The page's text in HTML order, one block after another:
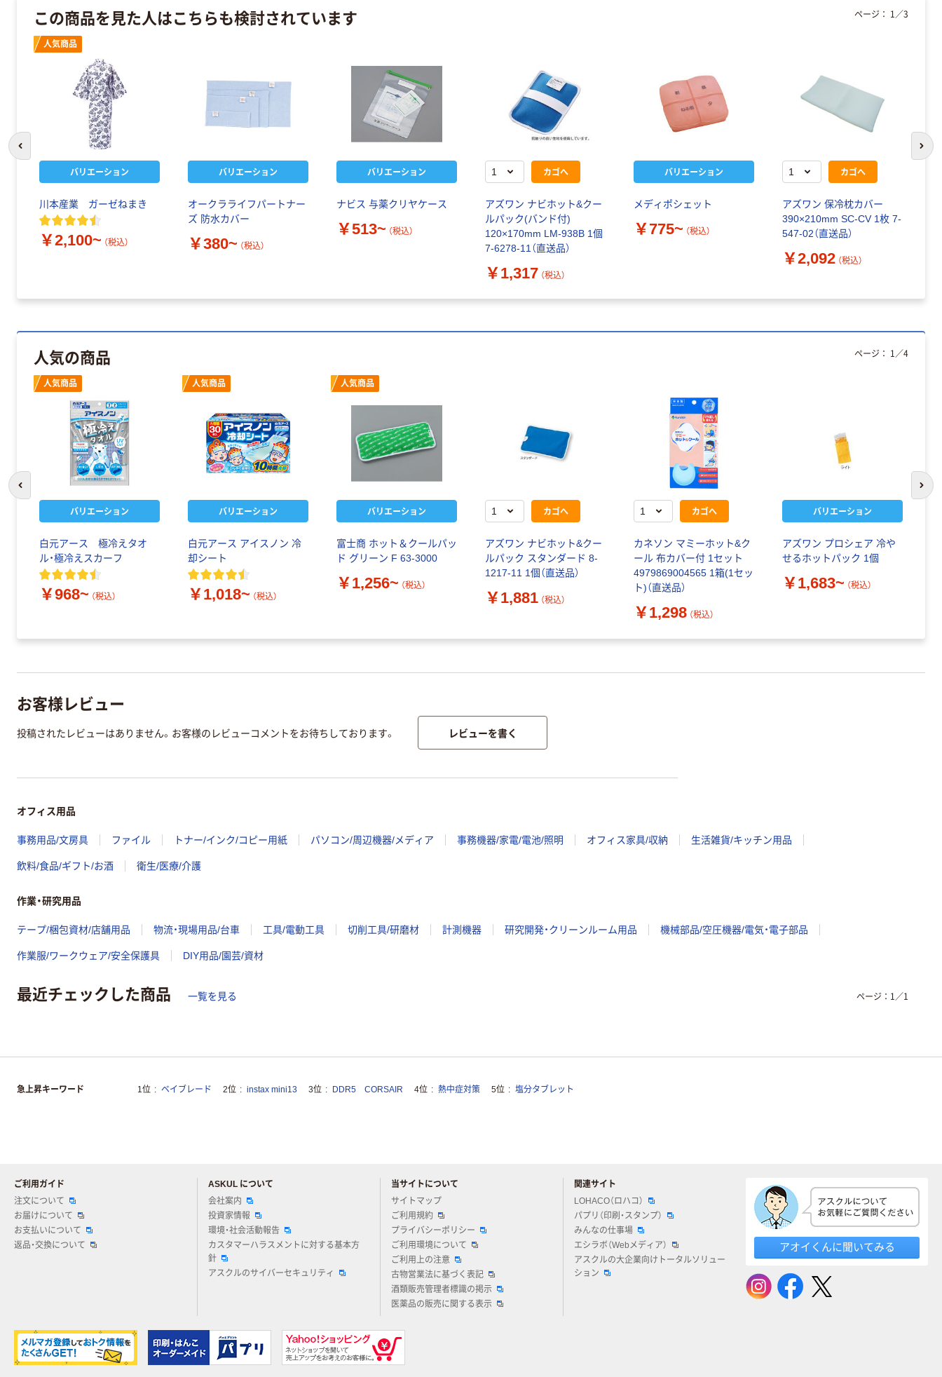
この商品を見た人はこちらも検討されています
人気商品
バリエーション
川本産業 ガーゼねまき
￥2,100~ （税込）
バリエーション
オークラライフパートナー
ズ 防水カバー
￥380~ （税込）
バリエーション
ナビス 与薬クリヤケース
￥513~ （税込）
カゴへ
アズワン ナビホット&クー
ルパック(バンド付)
120×170mm LM-938B 1個
7-6278-11（直送品）
￥1,317 （税込）
バリエーション
メディポシェット
￥775~ （税込）
カゴへ
アズワン 保冷枕カバー
390×210mm SC-CV 1枚 7-
547-02（直送品）
￥2,092 （税込）
ページ： 1 ／3
次
人気の商品
人気商品
バリエーション
白元アース 極冷えタオ
ル・極冷えスカーフ
￥968~ （税込）
人気商品
バリエーション
白元アース アイスノン 冷
却シート
￥1,018~ （税込）
人気商品
バリエーション
富士商 ホット＆クールパッ
ド グリーン F 63-3000
￥1,256~ （税込）
カゴへ
アズワン ナビホット&クー
ルパック スタンダード 8-
1217-11 1個（直送品）
￥1,881 （税込）
カゴへ
カネソン マミーホット&ク
ール 布カバー付 1セット
4979869004565 1箱(1セッ
ト)（直送品）
￥1,298 （税込）
バリエーション
アズワン プロシェア 冷や
せるホットパック 1個
￥1,683~ （税込）
ページ： 1 ／4
次
お客様レビュー
投稿されたレビューはありません。お客様のレビューコメントをお待ちしております。 レビューを書く
オフィス用品
事務用品/文房具 ファイル トナー/インク/コピー用紙 パソコン/周辺機器/メディア 事務機器/家電/電池/照明 オフィス家具/収納 生活雑貨/キッチン用品
飲料/食品/ギフト/お酒 衛生/医療/介護
作業・研究用品
テープ/梱包資材/店舗用品 物流・現場用品/台車 工具/電動工具 切削工具/研磨材 計測機器 研究開発・クリーンルーム用品 機械部品/空圧機器/電気・電子部品
作業服/ワークウェア/安全保護具 DIY用品/園芸/資材
最近チェックした商品 一覧を見る ページ： 1 ／1
急上昇キーワード 1位 ベイブレード 2位 instax mini13 3位 DDR5 CORSAIR 4位 熱中症対策 5位 塩分タブレット
ご利用ガイド
注文について
お届けについて
お支払いについて
返品・交換について
ASKUL について
会社案内
投資家情報
環境・社会活動報告
カスタマーハラスメントに対する基本方
針
アスクルのサイバーセキュリティ
当サイトについて
サイトマップ
ご利用規約
プライバシーポリシー
ご利用環境について
ご利用上の注意
古物営業法に基づく表記
酒類販売管理者標識の掲示
医薬品の販売に関する表示
関連サイト
LOHACO（ロハコ）
パプリ（印刷・スタンプ）
みんなの仕事場
エシラボ（Webメディア）
アスクルの大企業向けトータルソリュー
ション
アオイくんに聞いてみる